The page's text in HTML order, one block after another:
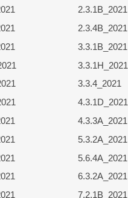
2.3.1B_2021
2.3.4B_2021
3.3.1B_2021
3.3.1H_2021
3.3.4_2021
4.3.1D_2021
4.3.3A_2021
5.3.2A_2021
5.6.4A_2021
6.3.2A_2021
7.2.1B_2021